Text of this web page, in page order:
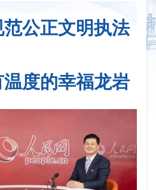
公正文明执法
度的幸福龙岩